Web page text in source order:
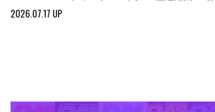
2026.07.17 UP